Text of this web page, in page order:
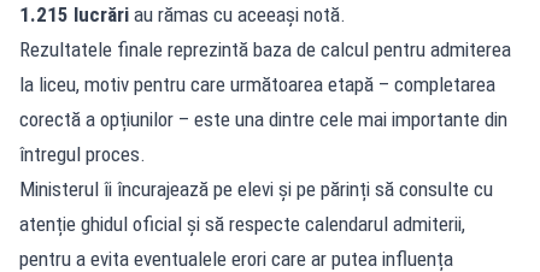
1.215 lucrări au rămas cu aceeași notă.
Rezultatele finale reprezintă baza de calcul pentru admiterea
la liceu, motiv pentru care următoarea etapă – completarea
corectă a opțiunilor – este una dintre cele mai importante din
întregul proces.
Ministerul îi încurajează pe elevi și pe părinți să consulte cu
atenție ghidul oficial și să respecte calendarul admiterii,
pentru a evita eventualele erori care ar putea influența